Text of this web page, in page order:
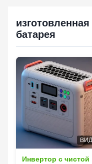
изготовленная
батарея
Инвертор с чистой